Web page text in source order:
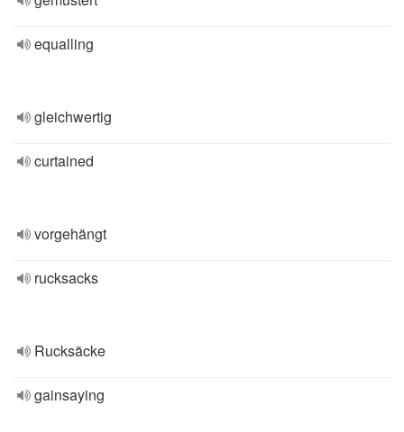
equalling
gleichwertig
curtained
vorgehängt
rucksacks
Rucksäcke
gainsaying